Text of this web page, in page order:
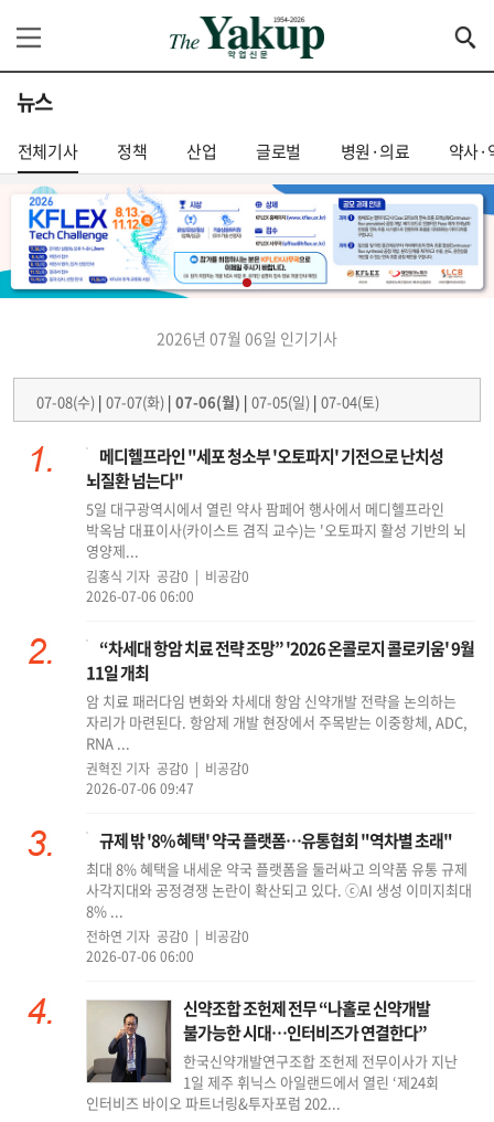
뉴스
전체기사 정책 산업 글로벌 병원·의료 약사·
2026년 07월 06일 인기기사
07-08(수) |07-07(화) |07-06(월) |07-05(일) |07-04(토)
메디헬프라인 "세포 청소부 '오토파지' 기전으로 난치성
뇌질환 넘는다"
5일 대구광역시에서 열린 약사 팜페어 행사에서 메디헬프라인
박옥남 대표이사(카이스트 겸직 교수)는 '오토파지 활성 기반의 뇌
영양제...
김홍식 기자 공감0 | 비공감0
2026-07-06 06:00
“차세대 항암 치료 전략 조망” '2026 온콜로지 콜로키움' 9월
11일 개최
암 치료 패러다임 변화와 차세대 항암 신약개발 전략을 논의하는
자리가 마련된다. 항암제 개발 현장에서 주목받는 이중항체, ADC,
RNA ...
권혁진 기자 공감0 | 비공감0
2026-07-06 09:47
규제 밖 '8% 혜택' 약국 플랫폼…유통협회 "역차별 초래"
최대 8% 혜택을 내세운 약국 플랫폼을 둘러싸고 의약품 유통 규제
사각지대와 공정경쟁 논란이 확산되고 있다. ⓒAI 생성 이미지최대
8% ...
전하연 기자 공감0 | 비공감0
2026-07-06 06:00
신약조합 조헌제 전무 “나홀로 신약개발
불가능한 시대…인터비즈가 연결한다”
한국신약개발연구조합 조헌제 전무이사가 지난
1일 제주 휘닉스 아일랜드에서 열린 ‘제24회
인터비즈 바이오 파트너링&투자포럼 202...